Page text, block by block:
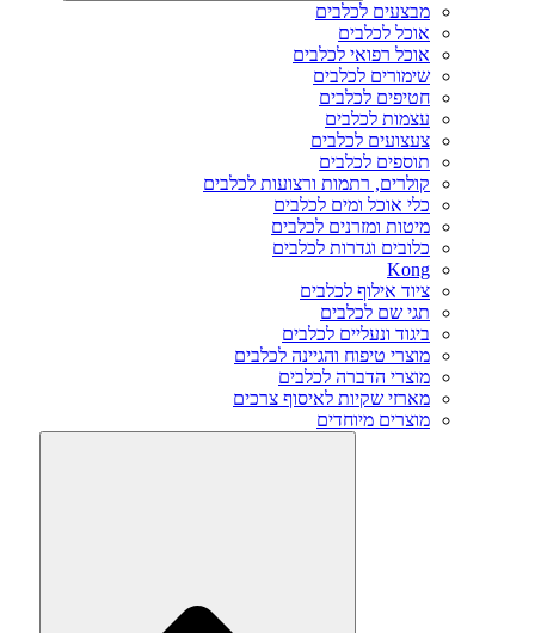
מבצעים לכלבים
אוכל לכלבים
אוכל רפואי לכלבים
שימורים לכלבים
חטיפים לכלבים
עצמות לכלבים
צעצועים לכלבים
תוספים לכלבים
קולרים, רתמות ורצועות לכלבים
כלי אוכל ומים לכלבים
מיטות ומזרנים לכלבים
כלובים וגדרות לכלבים
Kong
ציוד אילוף לכלבים
תגי שם לכלבים
ביגוד ונעליים לכלבים
מוצרי טיפוח והגיינה לכלבים
מוצרי הדברה לכלבים
מארזי שקיות לאיסוף צרכים
מוצרים מיוחדים